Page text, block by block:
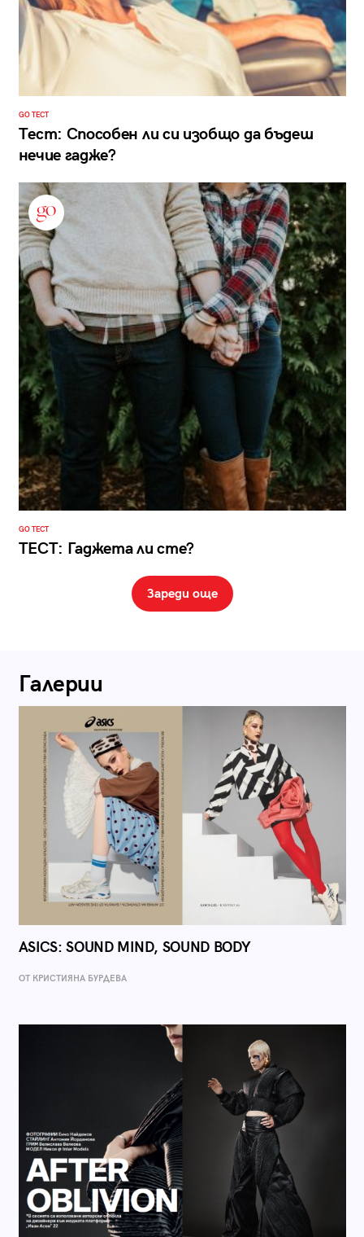
GO ТЕСТ
Тест: Способен ли си изобщо да бъдеш
нечие гадже?
GO ТЕСТ
ТЕСТ: Гаджета ли сте?
Зареди още
Галерии
ASICS: SOUND MIND, SOUND BODY
ОТ КРИСТИЯНА БУРДЕВА